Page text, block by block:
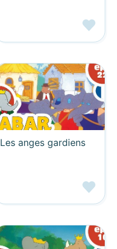
Les anges gardiens